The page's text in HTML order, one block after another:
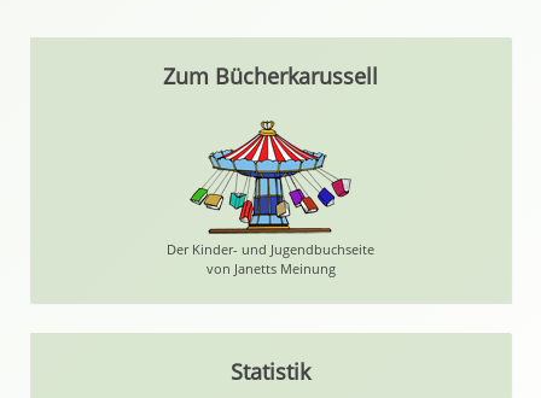
Zum Bücherkarussell
Der Kinder- und Jugendbuchseite
von Janetts Meinung
Statistik